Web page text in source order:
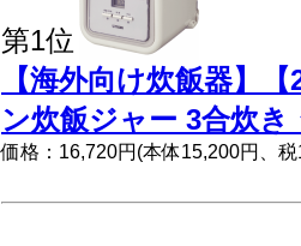
第1位
【海外向け炊飯器】
ン炊飯ジャー 3合炊
価格：16,720円(本体15,200円、